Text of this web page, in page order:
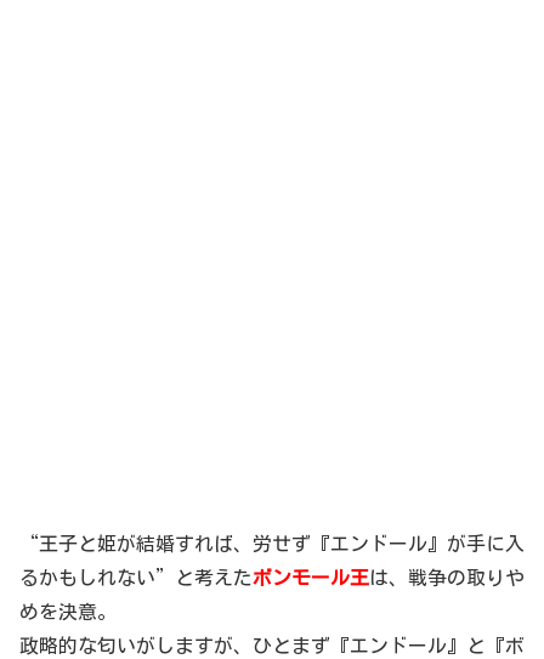
“王子と姫が結婚すれば、労せず『エンドール』が手に入
るかもしれない”と考えたボンモール王は、戦争の取りや
めを決意。
政略的な匂いがしますが、ひとまず『エンドール』と『ボ